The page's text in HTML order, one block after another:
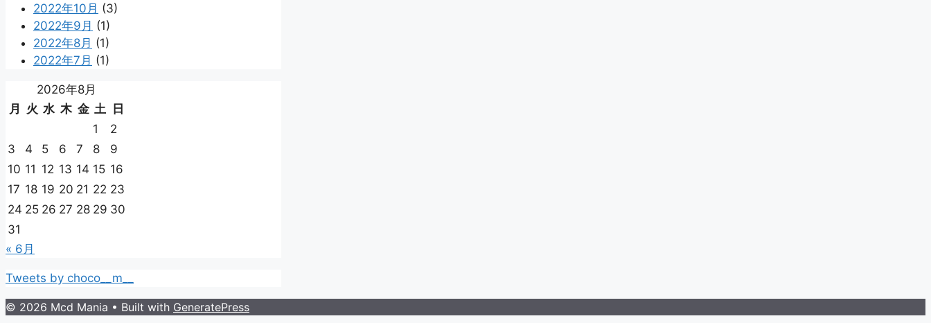
2022年10月 (3)
2022年9月 (1)
2022年8月 (1)
2022年7月 (1)
2026年8月
月 火 水 木 金 土 日
1
2
3
4 5 6 7 8
9
10 11 12 13 14 15 16
17 18 19 20 21 22 23
24 25 26 27 28 29 30
31
« 6月
Tweets by choco__m__
© 2026 Mcd Mania • Built with GeneratePress